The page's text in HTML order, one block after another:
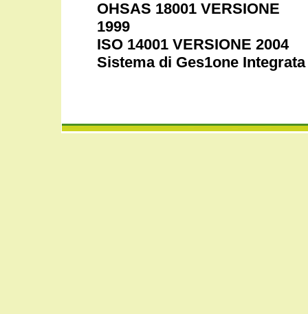
OHSAS 18001 VERSIONE
1999
ISO 14001 VERSIONE 2004
Sistema di Ges1one Integrata